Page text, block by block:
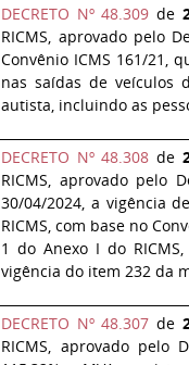
DECRETO Nº 48.309 de
RICMS, aprovado pelo
Convênio ICMS 161/21,
nas saídas de veículos
autista, incluindo as
DECRETO Nº 48.308 de
RICMS, aprovado pelo
30/04/2024, a vigência
RICMS, com base no
1 do Anexo I do
vigência do item 232 da
DECRETO Nº 48.307 de
RICMS, aprovado pelo